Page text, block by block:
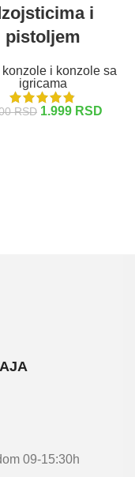
i
pistoljem
konzole i konzole sa
igricama
RSD 1.999 RSD
09-15:30h